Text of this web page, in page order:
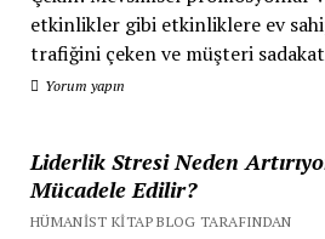
etkinlikler gibi etkinliklere ev
trafiğini çeken ve müşteri
Yorum yapın
Liderlik Stresi Neden
Mücadele Edilir?
HÜMANIST KITAP BLOG TARAFINDAN